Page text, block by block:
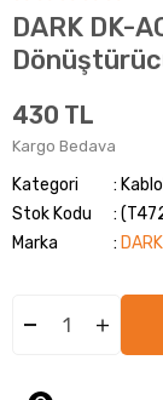
DARK DK-
430 TL
Kargo Bedava
Kategori
Stok Kodu
Marka
: DARK